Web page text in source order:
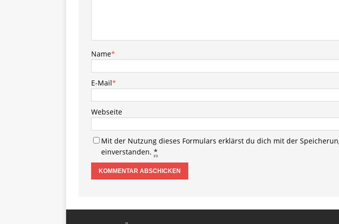
Name*
E-Mail*
Webseite
Mit der Nutzung dieses Formulars erklärst du dich mit der
einverstanden. *